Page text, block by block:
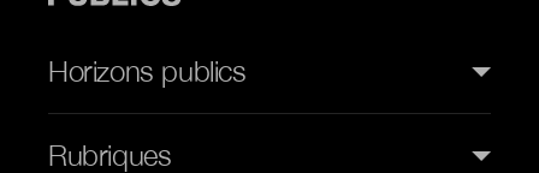
Horizons publics
Rubriques